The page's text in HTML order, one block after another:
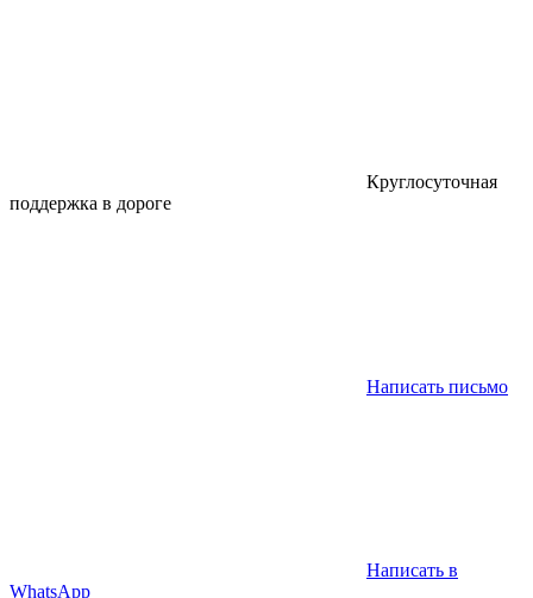
Круглосуточная
поддержка в дороге
Написать письмо
Написать в
WhatsApp